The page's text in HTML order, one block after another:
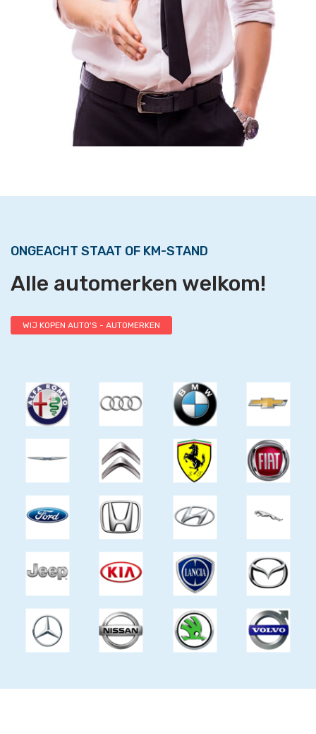
ONGEACHT STAAT OF KM-STAND
Alle automerken welkom!
WIJ KOPEN AUTO'S - AUTOMERKEN